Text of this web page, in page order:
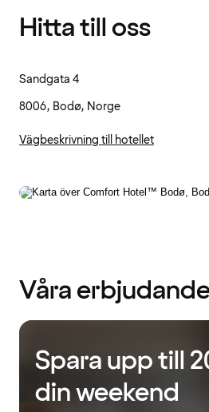
Hitta till oss
Sandgata 4
8006, Bodø, Norge
Vägbeskrivning till hotellet
Våra
Spara upp till
din weekend